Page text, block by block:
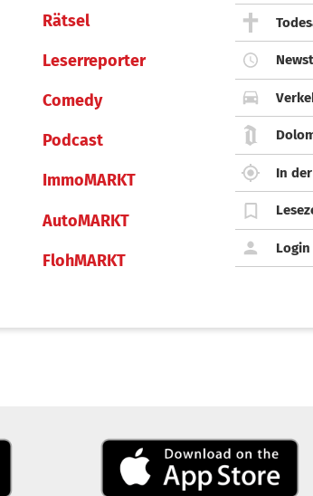
Rätsel
Leserreporter
Comedy
Podcast
ImmoMARKT
AutoMARKT
FlohMARKT
In
Login